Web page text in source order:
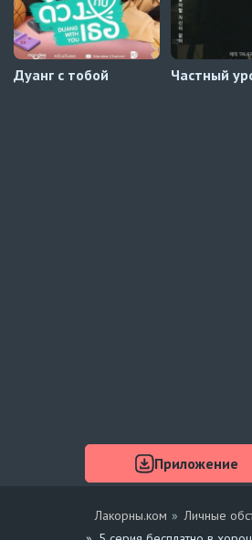
Дуанг с тобой Частный
Лакорны.ком
Личные
Приложение